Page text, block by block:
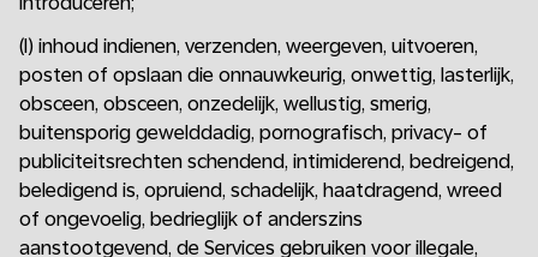
(l) inhoud indienen, verzenden, weergeven, uitvoeren,
posten of opslaan die onnauwkeurig, onwettig, lasterlijk,
obsceen, obsceen, onzedelijk, wellustig, smerig,
buitensporig gewelddadig, pornografisch, privacy- of
publiciteitsrechten schendend, intimiderend, bedreigend,
beledigend is, opruiend, schadelijk, haatdragend, wreed
of ongevoelig, bedrieglijk of anderszins
aanstootgevend, de Services gebruiken voor illegale,